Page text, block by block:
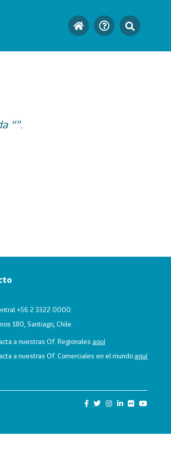
“”.
+56 2 3322 0000
180, Santiago, Chile.
a nuestras Of. Regionales aquí
a nuestras Of. Comerciales en el mundoaquí